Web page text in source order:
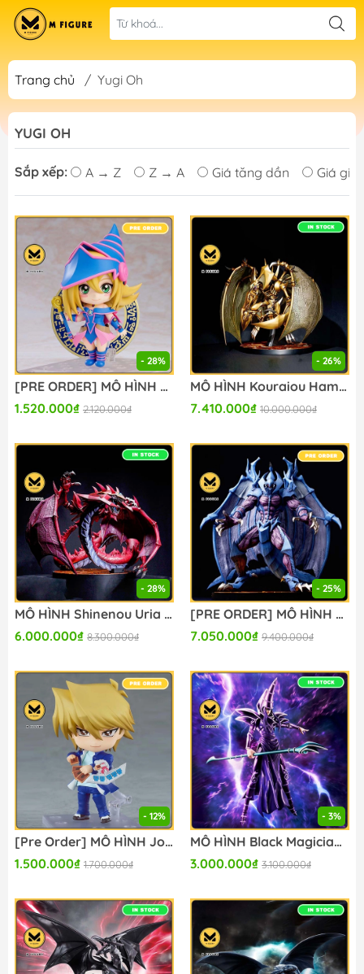
Trang chủ / Yugi Oh
YUGI OH
Sắp xếp: A → Z Z → A Giá tăng dần Giá
- 28%
[PRE ORDER] MÔ HÌNH Black Magician Girl - Yu-Gi-Oh! Duel Monsters - Kuriboh - Nendoroid (#1596) (Good Smile Company) FIGURE CHÍNH HÃNG
1.520.000₫ 2.120.000₫
- 26%
MÔ HÌNH Kouraiou Hamon - Miyu Yu-Gi-Oh! Duel Monsters GX (ADK Emotions) FIGURE CHÍNH HÃNG
7.410.000₫ 10.000.000₫
- 28%
MÔ HÌNH Shinenou Uria - Miyu Yu-Gi-Oh! Duel Monsters GX (ADK Emotions) FIGURE CHÍNH HÃNG
6.000.000₫ 8.300.000₫
- 25%
[PRE ORDER] MÔ HÌNH Genmaou Raviel - Yu-Gi-Oh! Duel Monsters GX (ADK Emotions) FIGURE CHÍNH HÃNG
7.050.000₫ 9.400.000₫
- 12%
[Pre Order] MÔ HÌNH Joey Wheeler - Yu-Gi-Oh! Duel Monsters - Nendoroid (#2820) (Good Smile Company) FIGURE CHÍNH HÃNG
1.500.000₫ 1.700.000₫
- 3%
MÔ HÌNH Black Magician - Yu-Gi-Oh! Duel Monsters - S.H.MonsterArts (Bandai Spirits) FIGURE CHÍNH HÃNG
3.000.000₫ 3.100.000₫